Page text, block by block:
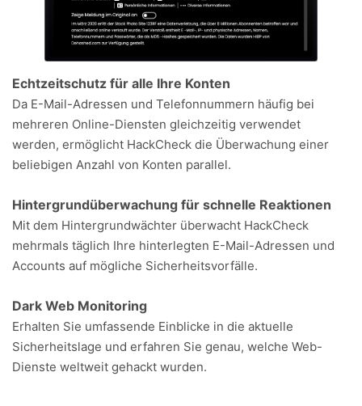
Echtzeitschutz für alle Ihre Konten
Da E-Mail-Adressen und Telefonnummern häufig bei
mehreren Online-Diensten gleichzeitig verwendet
werden, ermöglicht HackCheck die Überwachung einer
beliebigen Anzahl von Konten parallel.
Hintergrundüberwachung für schnelle Reaktionen
Mit dem Hintergrundwächter überwacht HackCheck
mehrmals täglich Ihre hinterlegten E-Mail-Adressen und
Accounts auf mögliche Sicherheitsvorfälle.
Dark Web Monitoring
Erhalten Sie umfassende Einblicke in die aktuelle
Sicherheitslage und erfahren Sie genau, welche Web-
Dienste weltweit gehackt wurden.